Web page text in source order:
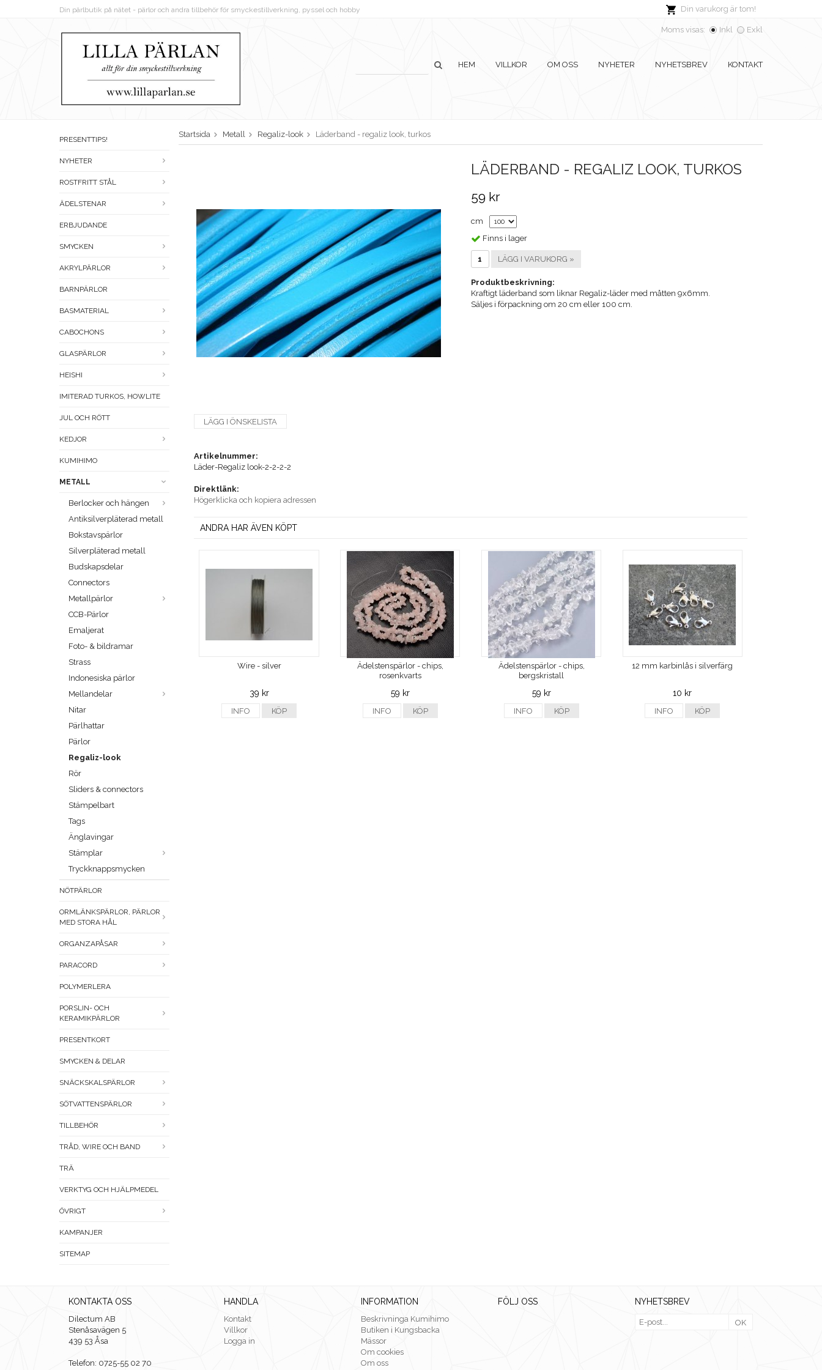
Din varukorg är tom!
Din pärlbutik på nätet - pärlor och andra tillbehör för smyckestillverkning, pyssel och hobby
Moms visas: Inkl Exkl
HEM VILLKOR OM OSS NYHETER NYHETSBREV KONTAKT
PRESENTTIPS!
NYHETER
ROSTFRITT STÅL
ÄDELSTENAR
ERBJUDANDE
SMYCKEN
AKRYLPÄRLOR
BARNPÄRLOR
BASMATERIAL
CABOCHONS
GLASPÄRLOR
HEISHI
IMITERAD TURKOS, HOWLITE
JUL OCH RÖTT
KEDJOR
KUMIHIMO
METALL
Berlocker och hängen
Antiksilverpläterad metall
Bokstavspärlor
Silverpläterad metall
Budskapsdelar
Connectors
Metallpärlor
CCB-Pärlor
Emaljerat
Foto- & bildramar
Strass
Indonesiska pärlor
Mellandelar
Nitar
Pärlhattar
Pärlor
Regaliz-look
Rör
Sliders & connectors
Stämpelbart
Tags
Änglavingar
Stämplar
Tryckknappsmycken
NÖTPÄRLOR
ORMLÄNKSPÄRLOR, PÄRLOR
MED STORA HÅL
ORGANZAPÅSAR
PARACORD
POLYMERLERA
PORSLIN- OCH
KERAMIKPÄRLOR
PRESENTKORT
SMYCKEN & DELAR
SNÄCKSKALSPÄRLOR
SÖTVATTENSPÄRLOR
TILLBEHÖR
TRÅD, WIRE OCH BAND
TRÄ
VERKTYG OCH HJÄLPMEDEL
ÖVRIGT
KAMPANJER
SITEMAP
Startsida Metall Regaliz-look Läderband - regaliz look, turkos
LÄDERBAND - REGALIZ LOOK, TURKOS
59 kr
cm
Finns i lager
LÄGG I VARUKORG »
Produktbeskrivning:
Kraftigt läderband som liknar Regaliz-läder med måtten 9x6mm.
Säljes i förpackning om 20 cm eller 100 cm.
LÄGG I ÖNSKELISTA
Artikelnummer:
Läder-Regaliz look-2-2-2-2
Direktlänk:
Högerklicka och kopiera adressen
ANDRA HAR ÄVEN KÖPT
Wire - silver
39 kr
INFO KÖP
Ädelstenspärlor - chips,
rosenkvarts
59 kr
INFO KÖP
Ädelstenspärlor - chips,
bergskristall
59 kr
INFO KÖP
12 mm karbinlås i silverfärg
10 kr
INFO KÖP
KONTAKTA OSS
Dilectum AB
Stenåsavägen 5
439 53 Åsa
Telefon: 0725-55 02 70
HANDLA
Kontakt
Villkor
Logga in
INFORMATION
Beskrivninga Kumihimo
Butiken i Kungsbacka
Mässor
Om cookies
Om oss
FÖLJ OSS NYHETSBREV
OK